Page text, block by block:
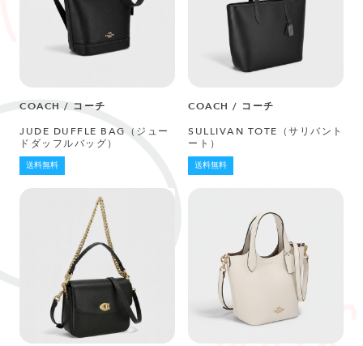
COACH / コーチ
JUDE DUFFLE BAG（ジュー
ドダッフルバッグ）
送料無料
COACH / コーチ
SULLIVAN TOTE（サリバント
ート）
送料無料